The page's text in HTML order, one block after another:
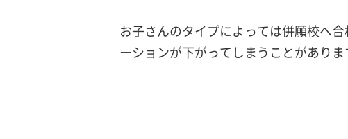
お子さんのタイプによっては併願校へ
ーションが下がってしまうことがありま